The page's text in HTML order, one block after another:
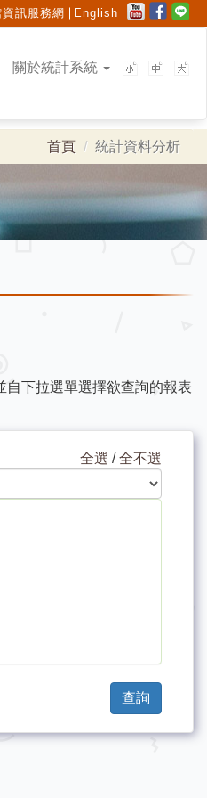
訊服務網 English
關於統計系統
首頁 統計資料分析
自下拉選單選擇欲查詢的報表
全選 /全不選
查詢